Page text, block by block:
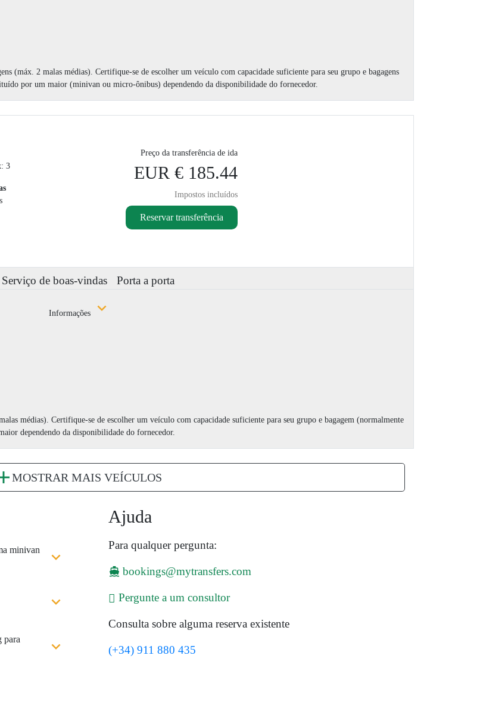
(máx. 2 malas médias). Certifique-se de escolher um veículo com capacidade suficiente para seu grupo e bagagens
por um maior (minivan ou micro-ônibus) dependendo da disponibilidade do fornecedor.
3
Preço da transferência de ida
EUR € 185.44
Impostos incluídos
Reservar transferência
Serviço de boas-vindas Porta a porta
Informações
médias). Certifique-se de escolher um veículo com capacidade suficiente para seu grupo e bagagem (normalmente
dependendo da disponibilidade do fornecedor.
MOSTRAR MAIS VEÍCULOS
minivan
para
Ajuda
Para qualquer pergunta:
bookings@mytransfers.com
Pergunte a um consultor
Consulta sobre alguma reserva existente
(+34) 911 880 435